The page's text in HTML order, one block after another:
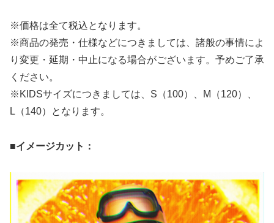
※価格は全て税込となります。
※商品の発売・仕様などにつきましては、諸般の事情によ
り変更・延期・中止になる場合がございます。予めご了承
ください。
※KIDSサイズにつきましては、S（100）、M（120）、
L（140）となります。
■イメージカット：